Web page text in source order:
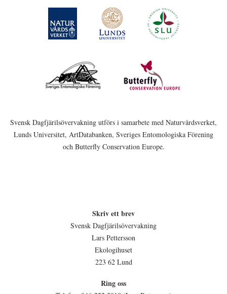
Svensk Dagfjärilsövervakning utförs i samarbete med Naturvårdsverket,
Lunds Universitet, ArtDatabanken, Sveriges Entomologiska Förening
och Butterfly Conservation Europe.
Skriv ett brev
Svensk Dagfjärilsövervakning
Lars Pettersson
Ekologihuset
223 62 Lund
Ring oss